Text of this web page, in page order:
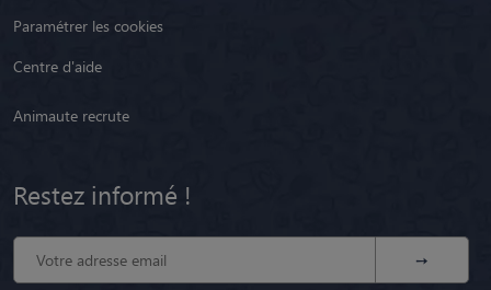
Paramétrer les cookies
Centre d'aide
Animaute recrute
Restez informé !